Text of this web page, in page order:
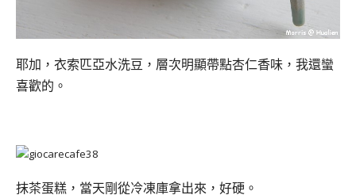
耶加，衣索匹亞水洗豆，層次明顯帶點杏仁香味，我還蠻
喜歡的。
抹茶蛋糕，當天剛從冷凍庫拿出來，好硬。